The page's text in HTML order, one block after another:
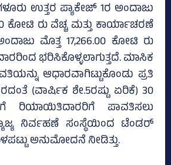
ಉತ್ತರ ಪ್ಯಾಕೇಜ್‌ 1ರ ಅಂದಾಜು
ಕೋಟಿ ರು ವೆಚ್ಚ ಮತ್ತು ಕಾರ್ಯಾಚರಣೆ
ಮೊತ್ತ 17,266.00 ಕೋಟಿ ರು
ಭರಿಸಿಕೊಳ್ಳಲಾಗುತ್ತದೆ. ಮಾಸಿಕ
ಆಧಾರವಾಗಿಟ್ಟುಕೊಂಡು ಪ್ರತಿ
(ವಾ‍ರ್ಷಿಕ ಶೇ.5ರಷ್ಟು ಏರಿಕೆ) 30
ರಿಯಾಯಿತಿದಾರರಿಗೆ ಪಾವತಿಸಲು
ನಿರ್ವಹಣೆ ಸಂಸ್ಥೆಯಿಂದ ಟೆಂಡರ್
ಅನುಮೋದನೆ ನೀಡಿತ್ತು.